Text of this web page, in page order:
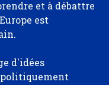
et à débattre
est
d'idées